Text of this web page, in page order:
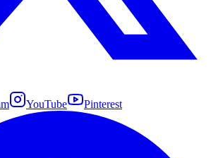
YouTube Pinterest